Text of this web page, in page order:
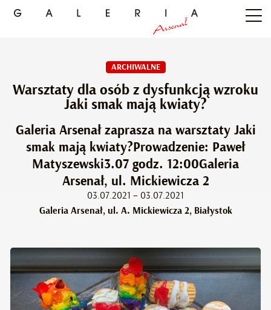
ARCHIWALNE
Warsztaty dla osób z dysfunkcją wzroku
Jaki smak mają kwiaty?
Galeria Arsenał zaprasza na warsztaty Jaki
smak mają kwiaty?Prowadzenie: Paweł
Matyszewski3.07 godz. 12:00Galeria
Arsenał, ul. Mickiewicza 2
03.07.2021 – 03.07.2021
Galeria Arsenał, ul. A. Mickiewicza 2, Białystok